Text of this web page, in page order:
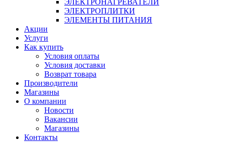
ЭЛЕКТРОНАГРЕВАТЕЛИ
ЭЛЕКТРОПЛИТКИ
ЭЛЕМЕНТЫ ПИТАНИЯ
Акции
Услуги
Как купить
Условия оплаты
Условия доставки
Возврат товара
Производители
Магазины
О компании
Новости
Вакансии
Магазины
Контакты